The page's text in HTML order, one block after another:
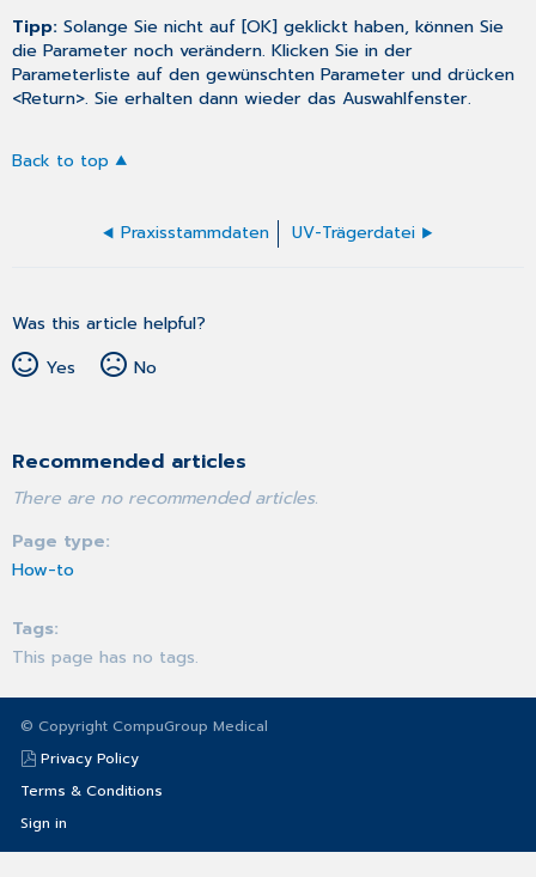
Tipp:Solange Sie nicht auf [OK] geklickt haben, können Sie
die Parameter noch verändern. Klicken Sie in der
Parameterliste auf den gewünschten Parameter und drücken
<Return>. Sie erhalten dann wieder das Auswahlfenster.
Back to top
Praxisstammdaten UV-Trägerdatei
Was this article helpful?
Yes
No
Recommended articles
There are no recommended articles.
Page type
How-to
Tags
This page has no tags.
© Copyright CompuGroup Medical
Privacy Policy
Terms & Conditions
Sign in